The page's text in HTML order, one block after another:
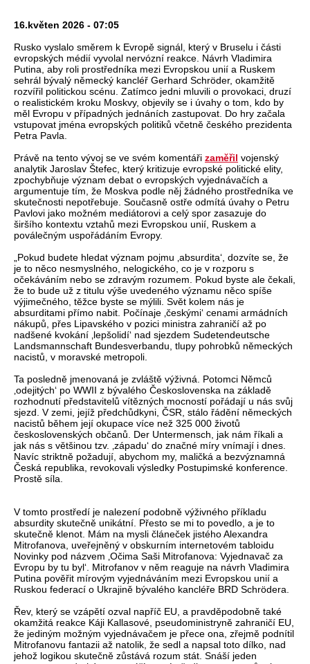
16.květen 2026 - 07:05
Rusko vyslalo směrem k Evropě signál, který v Bruselu i části
evropských médií vyvolal nervózní reakce. Návrh Vladimira
Putina, aby roli prostředníka mezi Evropskou unií a Ruskem
sehrál bývalý německý kancléř Gerhard Schröder, okamžitě
rozvířil politickou scénu. Zatímco jedni mluvili o provokaci, druzí
o realistickém kroku Moskvy, objevily se i úvahy o tom, kdo by
měl Evropu v případných jednáních zastupovat. Do hry začala
vstupovat jména evropských politiků včetně českého prezidenta
Petra Pavla.
Právě na tento vývoj se ve svém komentáři zaměřil vojenský
analytik Jaroslav Štefec, který kritizuje evropské politické elity,
zpochybňuje význam debat o evropských vyjednávačích a
argumentuje tím, že Moskva podle něj žádného prostředníka ve
skutečnosti nepotřebuje. Současně ostře odmítá úvahy o Petru
Pavlovi jako možném mediátorovi a celý spor zasazuje do
širšího kontextu vztahů mezi Evropskou unií, Ruskem a
poválečným uspořádáním Evropy.
„Pokud budete hledat význam pojmu ‚absurdita‘, dozvíte se, že
je to něco nesmyslného, nelogického, co je v rozporu s
očekáváním nebo se zdravým rozumem. Pokud byste ale čekali,
že to bude už z titulu výše uvedeného významu něco spíše
výjimečného, těžce byste se mýlili. Svět kolem nás je
absurditami přímo nabit. Počínaje ‚českými‘ cenami armádních
nákupů, přes Lipavského v pozici ministra zahraničí až po
nadšené kvokání ‚lepšolidí‘ nad sjezdem Sudetendeutsche
Landsmannschaft Bundesverbandu, tlupy pohrobků německých
nacistů, v moravské metropoli.
Ta posledně jmenovaná je zvláště výživná. Potomci Němců
‚odejitých‘ po WWII z bývalého Československa na základě
rozhodnutí představitelů vítězných mocností pořádají u nás svůj
sjezd. V zemi, jejíž předchůdkyni, ČSR, stálo řádění německých
nacistů během její okupace více než 325 000 životů
československých občanů. Der Untermensch, jak nám říkali a
jak nás s většinou tzv. ‚západu‘ do značné míry vnímají i dnes.
Navíc striktně požadují, abychom my, maličká a bezvýznamná
Česká republika, revokovali výsledky Postupimské konference.
Prostě síla.
V tomto prostředí je nalezení podobně výživného příkladu
absurdity skutečně unikátní. Přesto se mi to povedlo, a je to
skutečně klenot. Mám na mysli článeček jistého Alexandra
Mitrofanova, uveřejněný v obskurním internetovém tabloidu
Novinky pod názvem ‚Očima Saši Mitrofanova: Vyjednavač za
Evropu by tu byl‘. Mitrofanov v něm reaguje na návrh Vladimira
Putina pověřit mírovým vyjednáváním mezi Evropskou unií a
Ruskou federací o Ukrajině bývalého kancléře BRD Schrödera.
Řev, který se vzápětí ozval napříč EU, a pravděpodobně také
okamžitá reakce Káji Kallasové, pseudoministryně zahraničí EU,
že jediným možným vyjednávačem je přece ona, zřejmě podnítil
Mitrofanovu fantazii až natolik, že sedl a napsal toto dílko, nad
jehož logikou skutečně zůstává rozum stát. Snáší jeden